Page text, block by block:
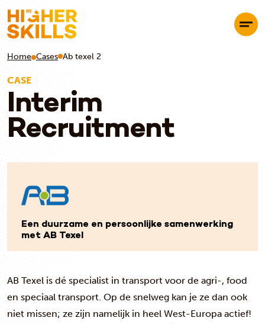
Home Cases Ab texel 2
CASE
Interim
Recruitment
Een duurzame en persoonlijke samenwerking
met AB Texel
AB Texel is dé specialist in transport voor de agri-, food
en speciaal transport. Op de snelweg kan je ze dan ook
niet missen; ze zijn namelijk in heel West-Europa actief!